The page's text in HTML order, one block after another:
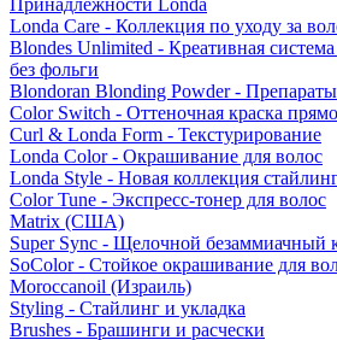
Принадлежности Londa
Londa Care - Коллекция по уходу за
Blondes Unlimited - Креативная
без фольги
Blondoran Blonding Powder - Препараты
Color Switch - Оттеночная краска
Curl & Londa Form - Текстурирование
Londa Color - Окрашивание для волос
Londa Style - Новая коллекция
Color Tune - Экспресс-тонер для волос
Matrix (США)
Super Sync - Щелочной безаммиачный
SoColor - Стойкое окрашивание для
Moroccanoil (Израиль)
Styling - Стайлинг и укладка
Brushes - Брашинги и расчески